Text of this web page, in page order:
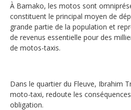
À Bamako, les motos sont
constituent le principal moyen de
grande partie de la population et
de revenus essentielle pour des
de motos-taxis.
Dans le quartier du Fleuve, Ibrahim
moto-taxi, redoute les
obligation.